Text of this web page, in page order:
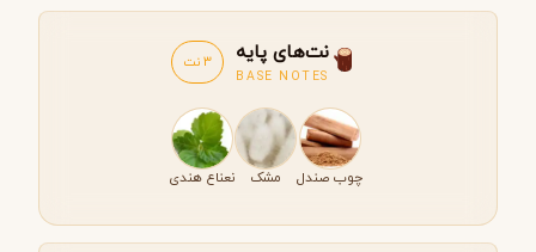
نت‌های پایه
BASE NOTES
3 نت
چوب صندل مشک نعناع هندی